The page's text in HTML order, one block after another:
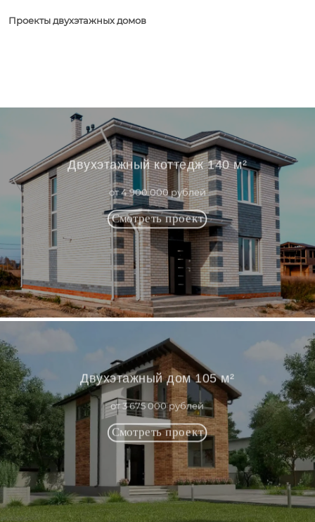
Проекты двухэтажных домов
Двухэтажный коттедж 140 м²
от 4 900 000 рублей
Двухэтажный дом 105 м²
от 3 675 000 рублей